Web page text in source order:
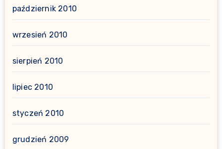
październik 2010
wrzesień 2010
sierpień 2010
lipiec 2010
styczeń 2010
grudzień 2009